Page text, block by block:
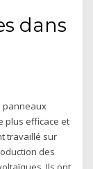
dans
panneaux
plus efficace et
travaillé sur
des